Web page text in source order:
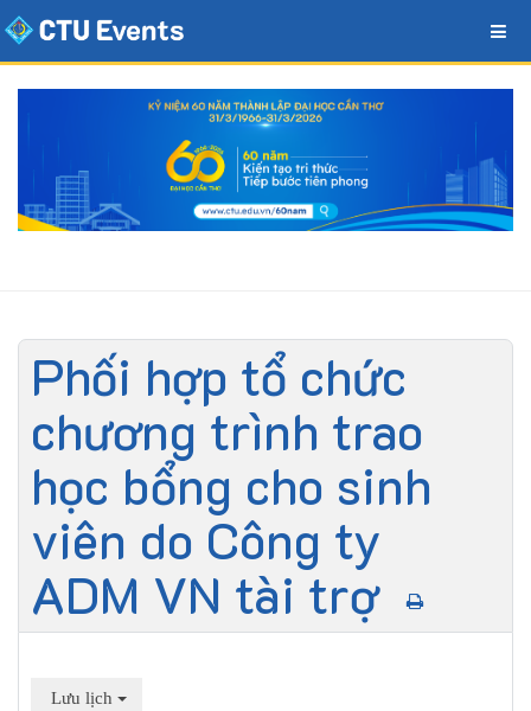
Phối hợp tổ chức
chương trình trao
học bổng cho sinh
viên do Công ty
ADM VN tài trợ
Lưu lịch